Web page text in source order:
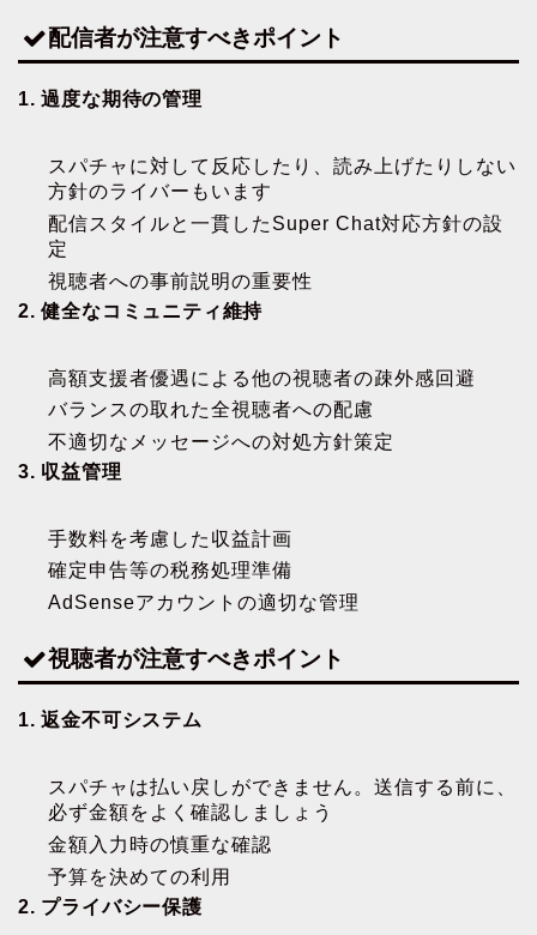
配信者が注意すべきポイント
1. 過度な期待の管理
スパチャに対して反応したり、読み上げたりしない
方針のライバーもいます
配信スタイルと一貫したSuper Chat対応方針の設
定
視聴者への事前説明の重要性
2. 健全なコミュニティ維持
高額支援者優遇による他の視聴者の疎外感回避
バランスの取れた全視聴者への配慮
不適切なメッセージへの対処方針策定
3. 収益管理
手数料を考慮した収益計画
確定申告等の税務処理準備
AdSenseアカウントの適切な管理
視聴者が注意すべきポイント
1. 返金不可システム
スパチャは払い戻しができません。送信する前に、
必ず金額をよく確認しましょう
金額入力時の慎重な確認
予算を決めての利用
2. プライバシー保護